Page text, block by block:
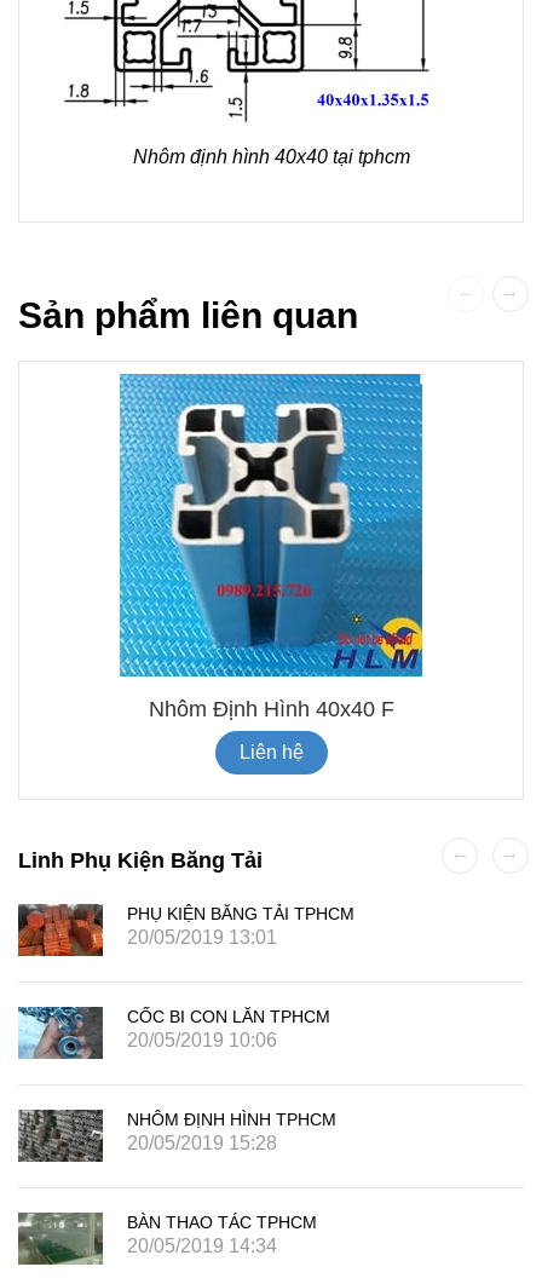
Nhôm định hình 40x40 tại tphcm
Sản phẩm liên quan
Nhôm Định Hình 40x40 F
Liên hệ
Linh Phụ Kiện Băng Tải
PHỤ KIỆN BĂNG TẢI TPHCM
20/05/2019 13:01
CỐC BI CON LĂN TPHCM
20/05/2019 10:06
NHÔM ĐỊNH HÌNH TPHCM
20/05/2019 15:28
BÀN THAO TÁC TPHCM
20/05/2019 14:34